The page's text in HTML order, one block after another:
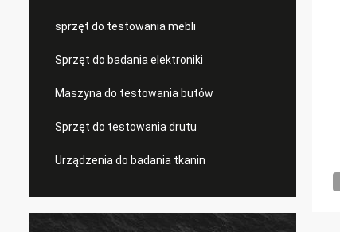
sprzęt do testowania mebli
Sprzęt do badania elektroniki
Maszyna do testowania butów
Sprzęt do testowania drutu
Urządzenia do badania tkanin